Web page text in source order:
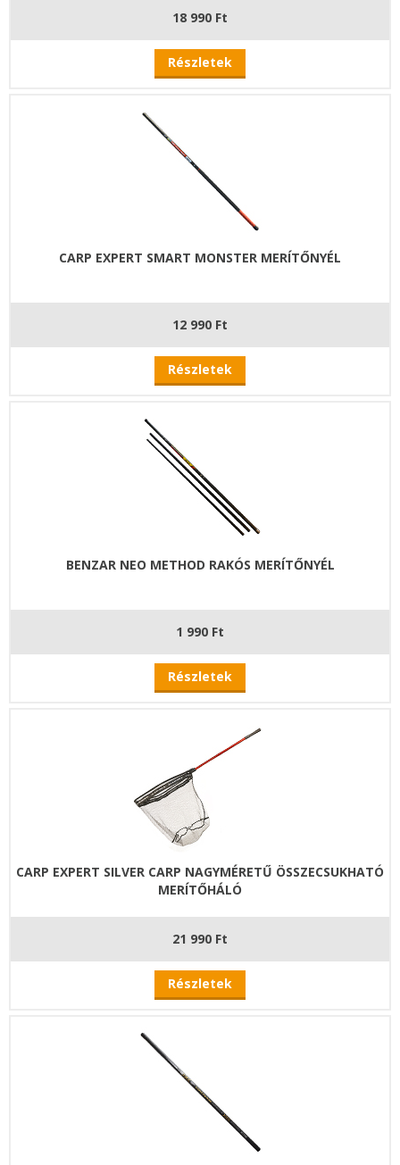
18 990 Ft
Részletek
CARP EXPERT SMART MONSTER MERÍTŐNYÉL
12 990 Ft
Részletek
BENZAR NEO METHOD RAKÓS MERÍTŐNYÉL
1 990 Ft
Részletek
CARP EXPERT SILVER CARP NAGYMÉRETŰ ÖSSZECSUKHATÓ
MERÍTŐHÁLÓ
21 990 Ft
Részletek